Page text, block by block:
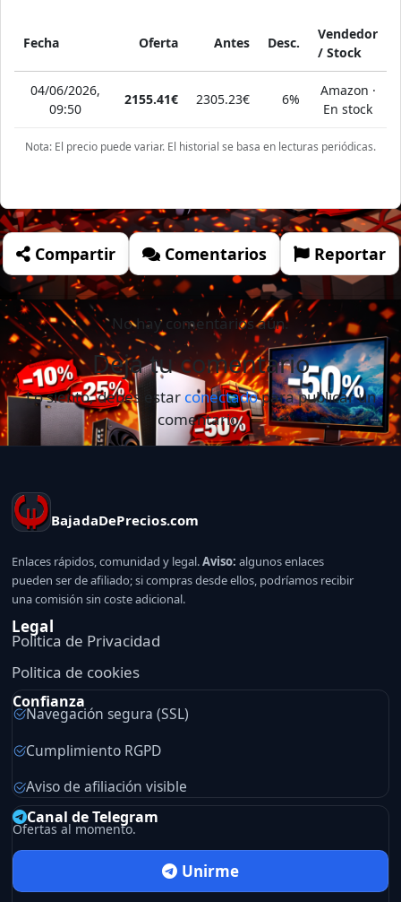
Fecha Oferta Antes Desc.
Vendedor
/ Stock
04/06/2026,
09:50
2155.41€ 2305.23€ 6%
Amazon ·
En stock
Nota: El precio puede variar. El historial se basa en lecturas periódicas.
Compartir Comentarios Reportar
No hay comentarios aún.
Deja tu comentario
Lo siento, debes estarconectadopara publicar un
comentario.
BajadaDePrecios.com
Enlaces rápidos, comunidad y legal.Aviso: algunos enlaces
pueden ser de afiliado; si compras desde ellos, podríamos recibir
una comisión sin coste adicional.
Legal
Politica de Privacidad
Politica de cookies
Confianza
Navegación segura (SSL)
Cumplimiento RGPD
Aviso de afiliación visible
Canal de Telegram
Ofertas al momento.
Unirme